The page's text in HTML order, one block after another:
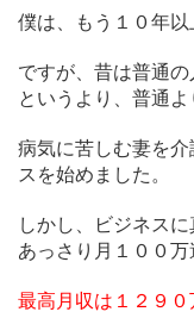
僕は、もう１０年以
ですが、昔は普通の
というより、普通よ
病気に苦しむ妻を
スを始めました。
しかし、ビジネス
あっさり月１００万
最高月収は１２９０